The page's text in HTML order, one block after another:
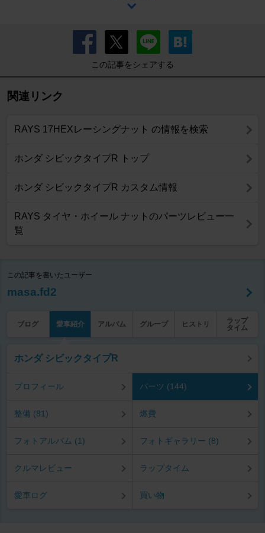
この記事をシェアする
関連リンク
RAYS 17HEXレーシングナット の情報を検索
ホンダ シビックタイプR トップ
ホンダ シビックタイプR カスタム情報
RAYS タイヤ・ホイール ナットのパーツレビュー一
覧
この記事を書いたユーザー
masa.fd2
ブログ 愛車紹介 アルバム グループ ヒストリ
ラップ
タイム
ホンダ シビックタイプR
プロフィール パーツ (144)
整備 (81) 燃費
フォトアルバム (1) フォトギャラリー (8)
クルマレビュー ラップタイム
愛車ログ 買い物